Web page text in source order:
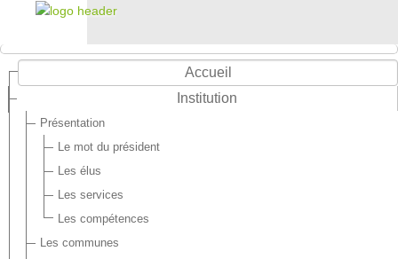
Accueil
Institution
Présentation
Le mot du président
Les élus
Les services
Les compétences
Les communes